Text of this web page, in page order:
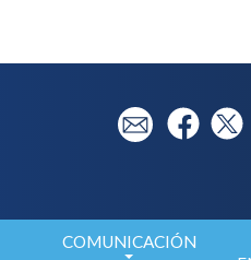
em fb tw
COMUNICACIÓN